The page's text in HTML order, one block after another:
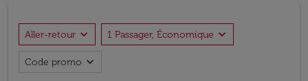
Aller-retour expand_more 1 Passager, Économique expand_more
Code promo expand_more